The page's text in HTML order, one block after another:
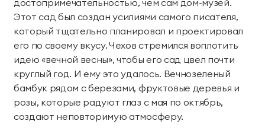
достопримечательностью, чем сам дом-музей.
Этот сад был создан усилиями самого писателя,
который тщательно планировал и проектировал
его по своему вкусу. Чехов стремился воплотить
идею «вечной весны», чтобы его сад цвел почти
круглый год. И ему это удалось. Вечнозеленый
бамбук рядом с березами, фруктовые деревья и
розы, которые радуют глаз с мая по октябрь,
создают неповторимую атмосферу.